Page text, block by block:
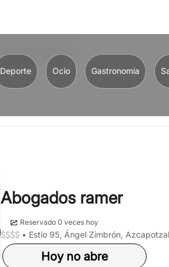
Deporte Ocio Gastronomía
Abogados ramer
Reservado 0 veces hoy
• Estío 95, Ángel Zimbrón,
Hoy no abre